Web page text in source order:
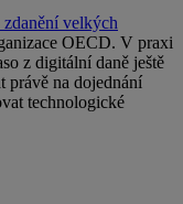
velkých
OECD. V praxi
z digitální daně ještě
právě na dojednání
technologické